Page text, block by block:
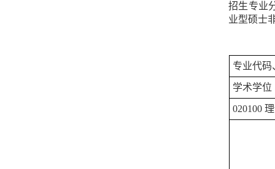
招生专业
业型硕士
专业代码
学术学位
020100